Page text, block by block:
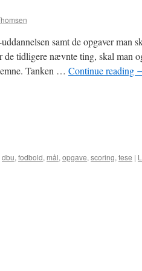
samt de opgaver man
tidligere nævnte ting, skal man
Tanken … Continue reading
dbu, fodbold, mål, opgave, scoring, tese |